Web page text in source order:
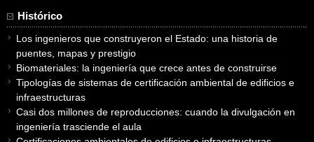
Histórico
Los ingenieros que construyeron el Estado: una historia de
puentes, mapas y prestigio
Biomateriales: la ingeniería que crece antes de construirse
Tipologías de sistemas de certificación ambiental de edificios e
infraestructuras
Casi dos millones de reproducciones: cuando la divulgación en
ingeniería trasciende el aula